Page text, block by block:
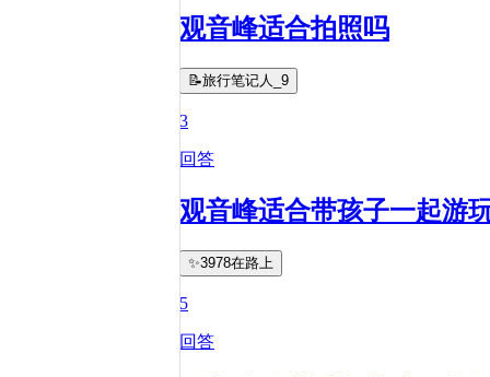
观音峰适合拍照吗
📝旅行笔记人_9
3
回答
观音峰适合带孩子一起游
✨3978在路上
5
回答